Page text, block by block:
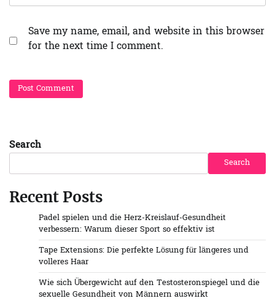
Save my name, email, and website in this browser
for the next time I comment.
Search
Search
Recent Posts
Padel spielen und die Herz-Kreislauf-Gesundheit
verbessern: Warum dieser Sport so effektiv ist
Tape Extensions: Die perfekte Lösung für längeres und
volleres Haar
Wie sich Übergewicht auf den Testosteronspiegel und die
sexuelle Gesundheit von Männern auswirkt